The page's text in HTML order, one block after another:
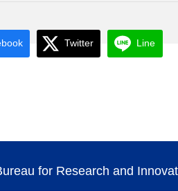
for:
Twitter Line
for Research and